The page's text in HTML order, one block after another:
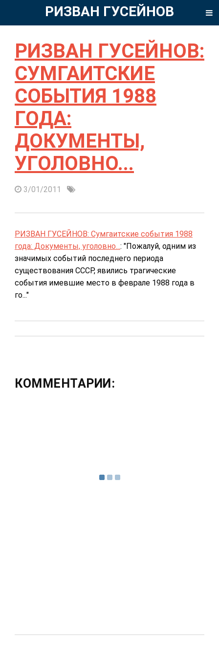
РИЗВАН ГУСЕЙНОВ
РИЗВАН ГУСЕЙНОВ:
СУМГАИТСКИЕ
СОБЫТИЯ 1988
ГОДА:
ДОКУМЕНТЫ,
УГОЛОВНО...
3/01/2011
РИЗВАН ГУСЕЙНОВ: Сумгаитские события 1988
года: Документы, уголовно...: "Пожалуй, одним из
значимых событий последнего периода
существования СССР, явились трагические
события имевшие место в феврале 1988 года в
го..."
КОММЕНТАРИИ: